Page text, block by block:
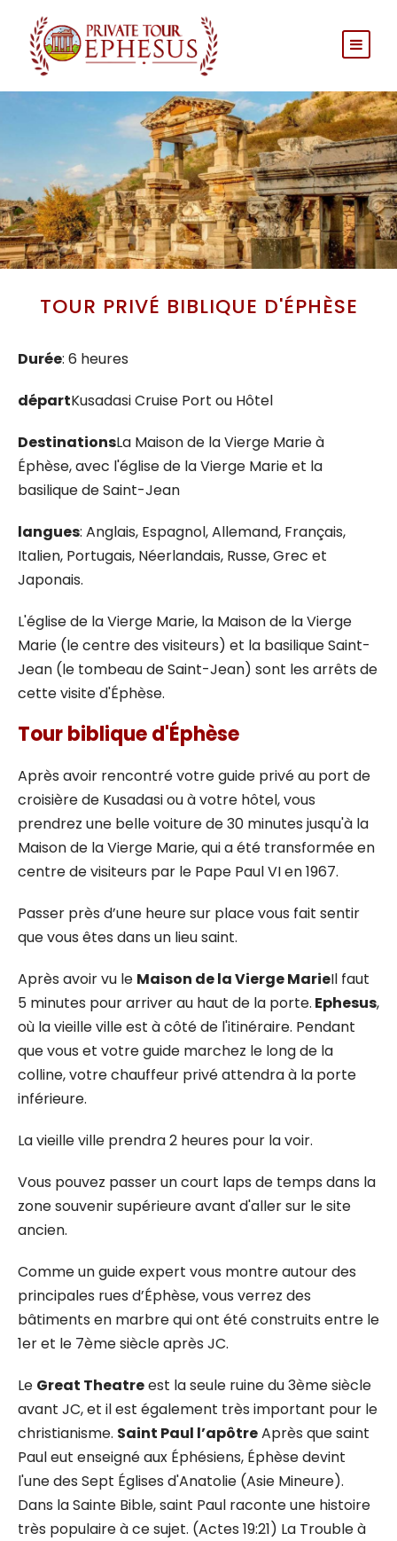
TOUR PRIVÉ BIBLIQUE D'ÉPHÈSE
Durée: 6 heures
départKusadasi Cruise Port ou Hôtel
DestinationsLa Maison de la Vierge Marie à
Éphèse, avec l'église de la Vierge Marie et la
basilique de Saint-Jean
langues: Anglais, Espagnol, Allemand, Français,
Italien, Portugais, Néerlandais, Russe, Grec et
Japonais.
L'église de la Vierge Marie, la Maison de la Vierge
Marie (le centre des visiteurs) et la basilique Saint-
Jean (le tombeau de Saint-Jean) sont les arrêts de
cette visite d'Éphèse.
Tour biblique d'Éphèse
Après avoir rencontré votre guide privé au port de
croisière de Kusadasi ou à votre hôtel, vous
prendrez une belle voiture de 30 minutes jusqu'à la
Maison de la Vierge Marie, qui a été transformée en
centre de visiteurs par le Pape Paul VI en 1967.
Passer près d’une heure sur place vous fait sentir
que vous êtes dans un lieu saint.
Après avoir vu le Maison de la Vierge MarieIl faut
5 minutes pour arriver au haut de la porte. Ephesus,
où la vieille ville est à côté de l'itinéraire. Pendant
que vous et votre guide marchez le long de la
colline, votre chauffeur privé attendra à la porte
inférieure.
La vieille ville prendra 2 heures pour la voir.
Vous pouvez passer un court laps de temps dans la
zone souvenir supérieure avant d'aller sur le site
ancien.
Comme un guide expert vous montre autour des
principales rues d’Éphèse, vous verrez des
bâtiments en marbre qui ont été construits entre le
1er et le 7ème siècle après JC.
Le Great Theatreest la seule ruine du 3ème siècle
avant JC, et il est également très important pour le
christianisme. Saint Paul l’apôtreAprès que saint
Paul eut enseigné aux Éphésiens, Éphèse devint
l'une des Sept Églises d'Anatolie (Asie Mineure).
Dans la Sainte Bible, saint Paul raconte une histoire
très populaire à ce sujet. (Actes 19:21) La Trouble à